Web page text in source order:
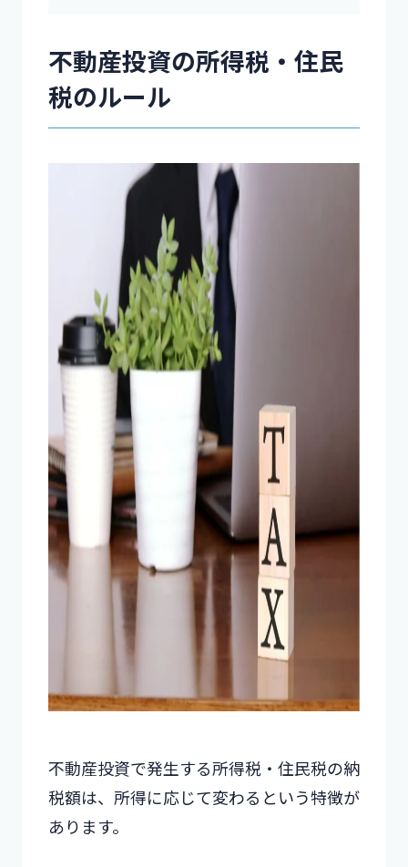
不動産投資の所得税・住民
税のルール
不動産投資で発生する所得税・住民税の納
税額は、所得に応じて変わるという特徴が
あります。